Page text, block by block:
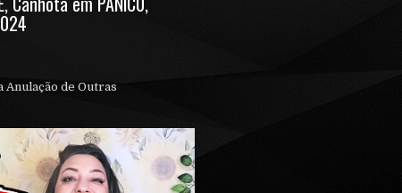
Anulação de Outras